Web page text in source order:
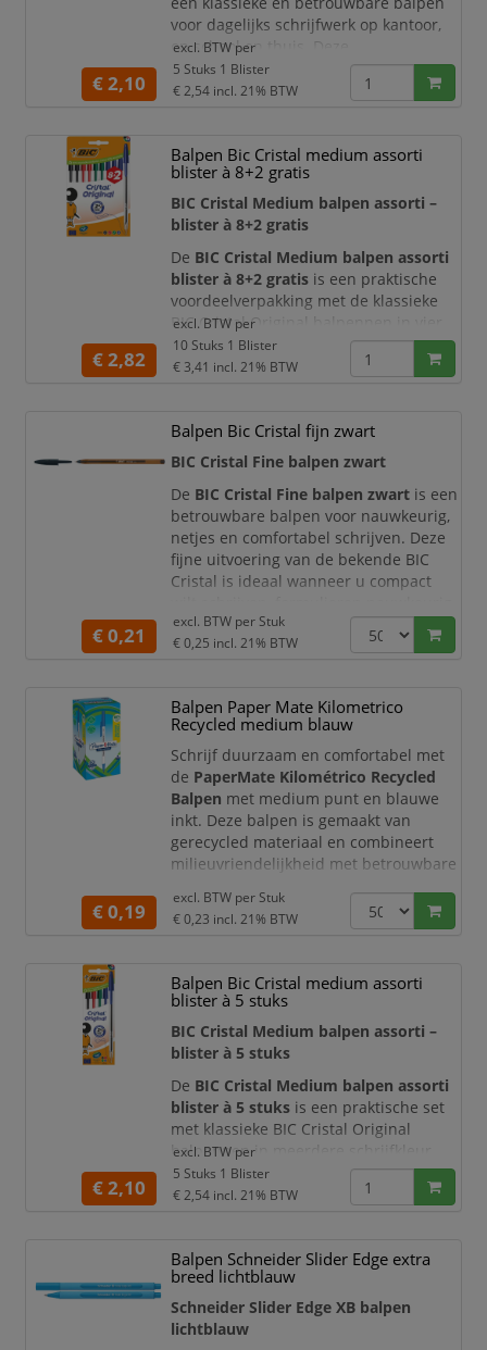
voor dagelijks schrijfwerk op kantoor,
op school en thuis. Deze
blisterverpakking bevat
5 BIC Cristal
Original balpennen
met blauwe inkt en
duidelijk en gelijkmatig bij het maken
van notities, het invullen van
formulieren, het ondertekenen van
docum
€ 2,10
excl. BTW per
5 Stuks 1 Blister
€ 2,54 incl. 21% BTW
Balpen Bic Cristal medium assorti
blister à 8+2 gratis
BIC Cristal Medium balpen assorti –
blister à 8+2 gratis
De BIC Cristal Medium balpen assorti
blister à 8+2 gratis is een praktische
voordeelverpakking met de klassieke
BIC Cristal Original balpennen in vier
veelgebruikte schrijfkleur: blauw,
zwart, rood en groen. Deze blister
receptie, administratie, magazijn,
thuiswerkplek en dagelijks
bureaugebruik.
De BIC Crist
€ 2,82
excl. BTW per
10 Stuks 1 Blister
€ 3,41 incl. 21% BTW
Balpen Bic Cristal fijn zwart
BIC Cristal Fine balpen zwart
De BIC Cristal Fine balpen zwart is een
betrouwbare balpen voor nauwkeurig,
netjes en comfortabel schrijven. Deze
fijne uitvoering van de bekende BIC
Cristal is ideaal wanneer u compact
wilt invullen of aantekeningen wilt
maken met een strakke, dunne lijn. De
kantoor, op school, thuis, bij
administratie en
€ 0,21
excl. BTW per Stuk
€ 0,25 incl. 21% BTW
Balpen Paper Mate Kilometrico
Recycled medium blauw
Schrijf duurzaam en comfortabel met
de PaperMate Kilométrico Recycled
Balpen met medium punt en blauwe
inkt. Deze balpen is gemaakt van
gerecycled materiaal en combineert
milieuvriendelijkheid met betrouwbare
op school, kantoor of thuis.
Balpen beschikt over een medium punt
voor vloeiende en consistente lijnen.
De blauwe inkt biedt helder, professi
€ 0,19
excl. BTW per Stuk
€ 0,23 incl. 21% BTW
Balpen Bic Cristal medium assorti
blister à 5 stuks
BIC Cristal Medium balpen assorti –
blister à 5 stuks
De BIC Cristal Medium balpen assorti
blister à 5 stuks is een praktische set
met klassieke BIC Cristal Original
balpennen in meerdere schrijfkleur.
Deze blister bevat
5 balpennenen is
ideaal voor dagelijks gebruik op
administratieve werkzaamheden.
Dankzij de assorti samenstelling heeft
u altijd een geschikte kleur bij de ha
€ 2,10
excl. BTW per
5 Stuks 1 Blister
€ 2,54 incl. 21% BTW
Balpen Schneider Slider Edge extra
breed lichtblauw
Schneider Slider Edge XB balpen
lichtblauw